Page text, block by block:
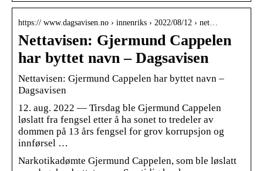
https:// www.dagsavisen.no › innenriks › 2022/08/12 › net…
Nettavisen: Gjermund Cappelen
har byttet navn – Dagsavisen
Nettavisen: Gjermund Cappelen har byttet navn –
Dagsavisen
12. aug. 2022 — Tirsdag ble Gjermund Cappelen
løslatt fra fengsel etter å ha sonet to tredeler av
dommen på 13 års fengsel for grov korrupsjon og
innførsel …
Narkotikadømte Gjermund Cappelen, som ble løslatt